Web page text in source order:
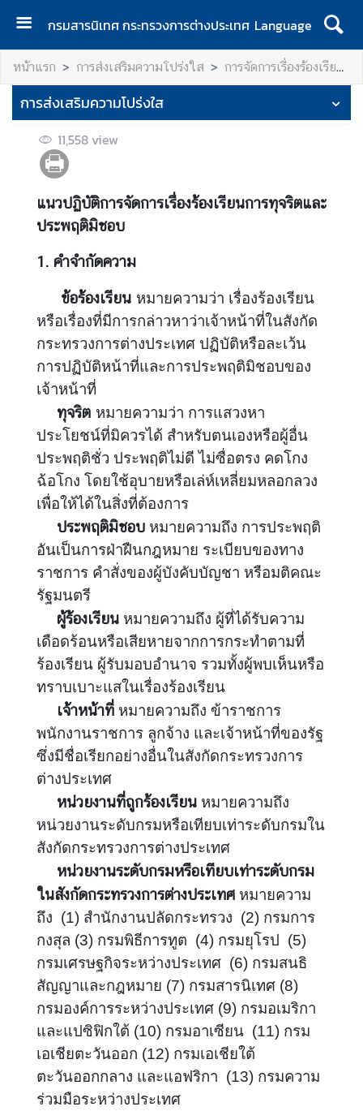
กรมสารนิเทศ กระทรวงการต่างประเทศ Language
ห
น้
แ
ร
ก
กี่
ย
กั
ร
ม
ข่
ว
ส
า
ร
แ
ะ
กิ
จ
ก
ร
ม
อ
ป
ร
า
สั
พั
น
ธ์
ป
ร
ะ
ก
า
ศ
แ
หน้าแรก การส่งเสริมความโปร่งใส การจัดการเรื่องร้องเรียนการทุจริตและประพฤติมิชอบ
การส่งเสริมความโปร่งใส
11,558 view
แนวปฏิบัติการจัดการเรื่องร้องเรียนการทุจริตและ
ประพฤติมิชอบ
1. คำจำกัดความ
ข้อร้องเรียน หมายความว่า เรื่องร้องเรียน
หรือเรื่องที่มีการกล่าวหาว่าเจ้าหน้าที่ในสังกัด
กระทรวงการต่างประเทศ ปฏิบัติหรือละเว้น
การปฏิบัติหน้าที่และการประพฤติมิชอบของ
เจ้าหน้าที่
ทุจริต หมายความว่า การแสวงหา
ประโยชน์ที่มิควรได้ สำหรับตนเองหรือผู้อื่น
ประพฤติชั่ว ประพฤติไม่ดี ไม่ซื่อตรง คดโกง
ฉ้อโกง โดยใช้อุบายหรือเล่ห์เหลี่ยมหลอกลวง
เพื่อให้ได้ในสิ่งที่ต้องการ
ประพฤติมิชอบ หมายความถึง การประพฤติ
อันเป็นการฝ่าฝืนกฎหมาย ระเบียบของทาง
ราชการ คำสั่งของผู้บังคับบัญชา หรือมติคณะ
รัฐมนตรี
ผู้ร้องเรียน หมายความถึง ผู้ที่ได้รับความ
เดือดร้อนหรือเสียหายจากการกระทำตามที่
ร้องเรียน ผู้รับมอบอำนาจ รวมทั้งผู้พบเห็นหรือ
ทราบเบาะแสในเรื่องร้องเรียน
เจ้าหน้าที่ หมายความถึง ข้าราชการ
พนักงานราชการ ลูกจ้าง และเจ้าหน้าที่ของรัฐ
ซึ่งมีชื่อเรียกอย่างอื่นในสังกัดกระทรวงการ
ต่างประเทศ
หน่วยงานที่ถูกร้องเรียน หมายความถึง
หน่วยงานระดับกรมหรือเทียบเท่าระดับกรมใน
สังกัดกระทรวงการต่างประเทศ
หน่วยงานระดับกรมหรือเทียบเท่าระดับกรม
ในสังกัดกระทรวงการต่างประเทศ หมายความ
ถึง (1) สำนักงานปลัดกระทรวง (2) กรมการ
กงสุล (3) กรมพิธีการทูต (4) กรมยุโรป (5)
กรมเศรษฐกิจระหว่างประเทศ (6) กรมสนธิ
สัญญาและกฎหมาย (7) กรมสารนิเทศ (8)
กรมองค์การระหว่างประเทศ (9) กรมอเมริกา
และแปซิฟิกใต้ (10) กรมอาเซียน (11) กรม
เอเชียตะวันออก (12) กรมเอเชียใต้
ตะวันออกกลาง และแอฟริกา (13) กรมความ
ร่วมมือระหว่างประเทศ